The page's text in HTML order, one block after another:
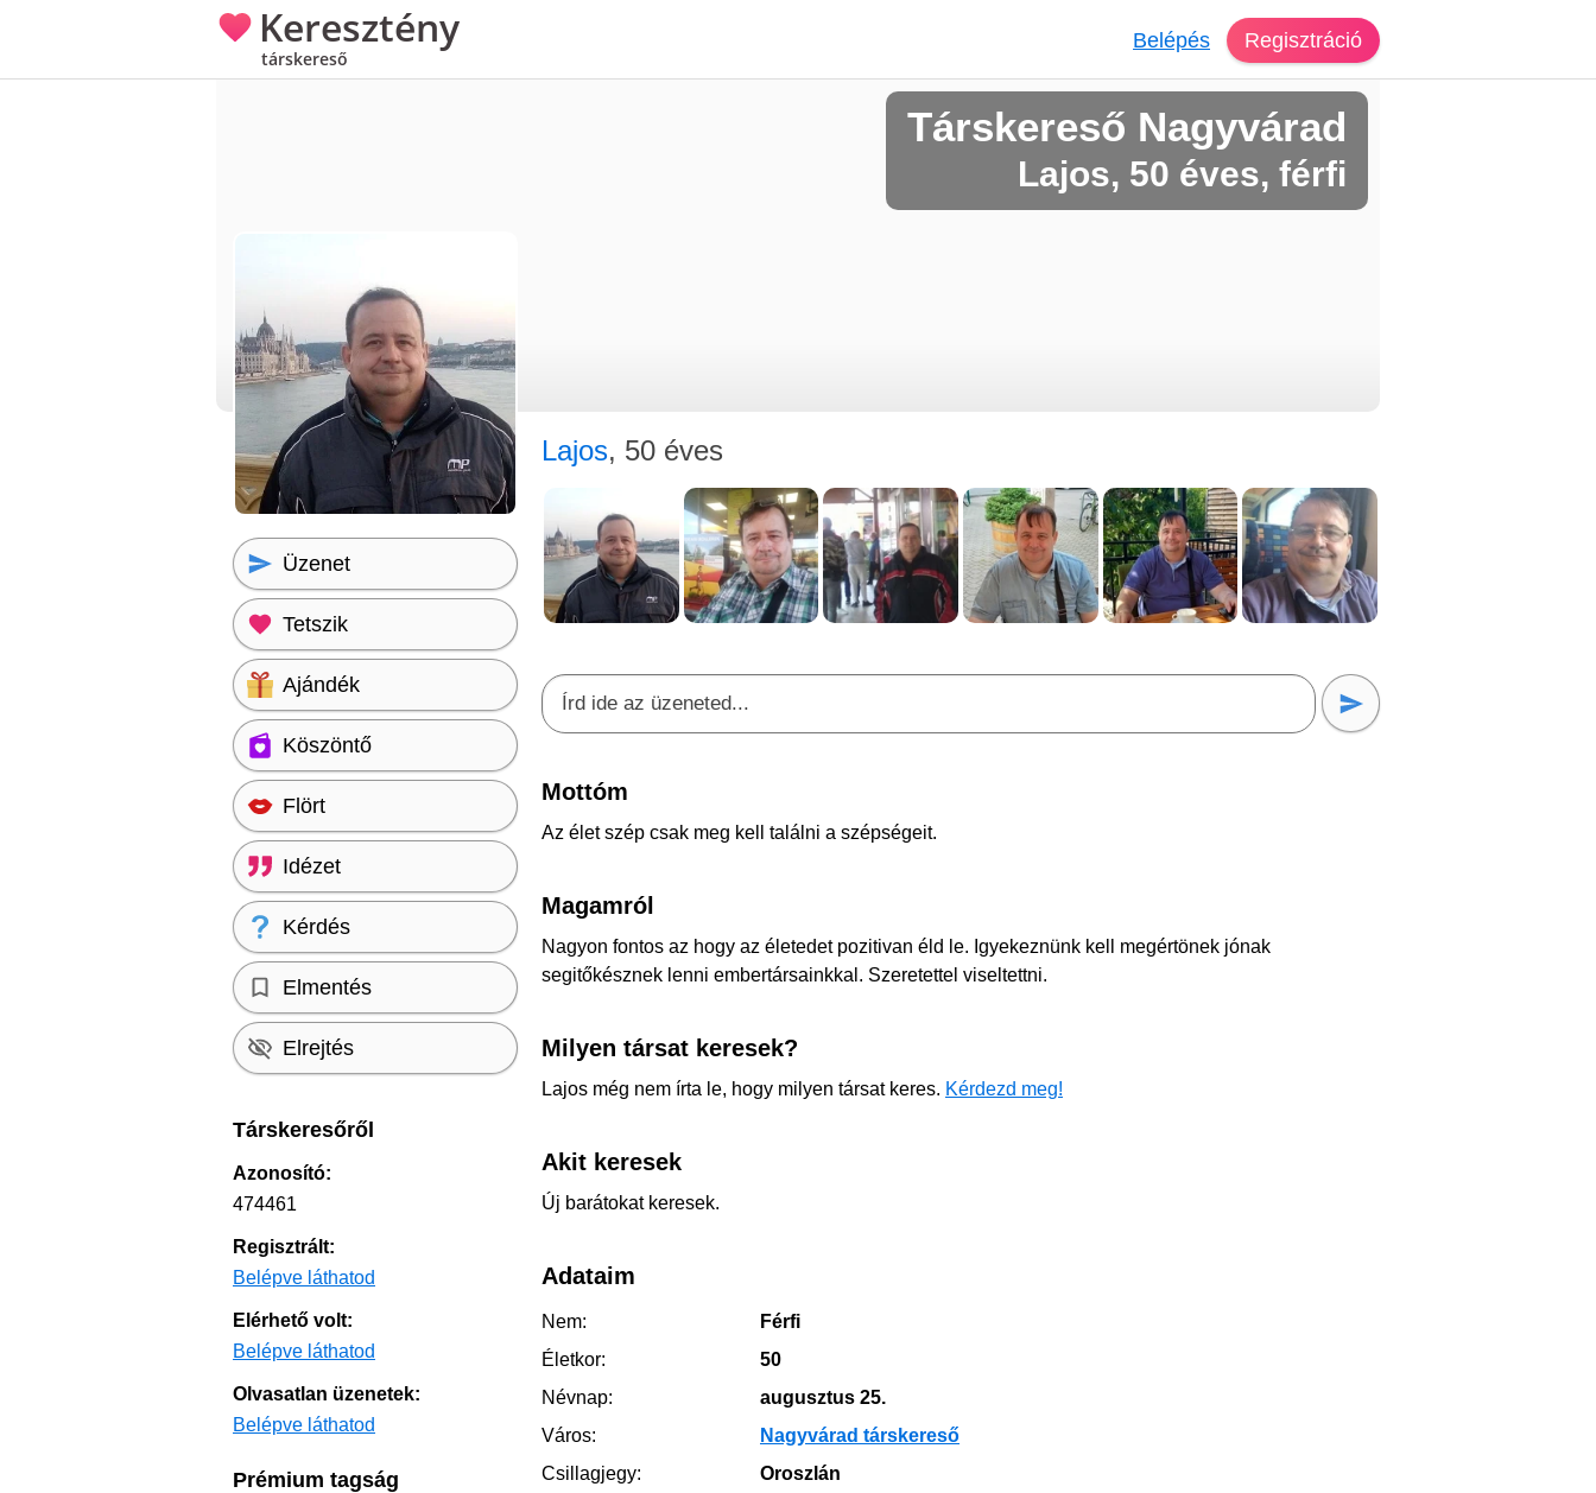
Keresztény
társkereső
Belépés Regisztráció
Társkereső Nagyvárad
Lajos, 50 éves, férfi
Lajos, 50 éves
Mottóm
Az élet szép csak meg kell találni a szépségeit.
Magamról
Nagyon fontos az hogy az életedet pozitivan éld le. Igyekeznünk kell megértönek jónak
segitőkésznek lenni embertársainkkal. Szeretettel viseltettni.
Milyen társat keresek?
Lajos még nem írta le, hogy milyen társat keres. Kérdezd meg!
Akit keresek
Új barátokat keresek.
Adataim
Nem:
Férfi
Életkor:
50
Névnap:
augusztus 25.
Város:
Nagyvárad társkereső
Csillagjegy:
Oroszlán
Üzenet
Tetszik
Ajándék
Köszöntő
Flört
Idézet
Kérdés
Elmentés
Elrejtés
Társkeresőről
Azonosító:
474461
Regisztrált:
Belépve láthatod
Elérhető volt:
Belépve láthatod
Olvasatlan üzenetek:
Belépve láthatod
Prémium tagság